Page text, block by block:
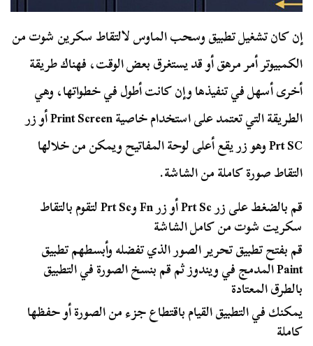
إن كان تشغيل تطبيق وسحب الماوس لالتقاط سكرين شوت من
الكمبيوتر أمر مرهق أو قد يستغرق بعض الوقت، فهناك طريقة
أخرى أسهل في تنفيذها وإن كانت أطول في خطواتها، وهي
الطريقة التي تعتمد على استخدام خاصية Print Screen أو زر
Prt SC وهو زر يقع أعلى لوحة المفاتيح ويمكن من خلالها
التقاط صورة كاملة من الشاشة.
قم بالضغط على زر Prt Sc أو زر Fn وPrt Sc لتقوم بالتقاط
سكريت شوت من كامل الشاشة
قم بفتح تطبيق تحرير الصور الذي تفضله وأبسطهم تطبيق
Paint المدمج في ويندوز ثم قم بنسخ الصورة في التطبيق
بالطرق المعتادة
يمكنك في التطبيق القيام باقتطاع جزء من الصورة أو حفظها
كاملة